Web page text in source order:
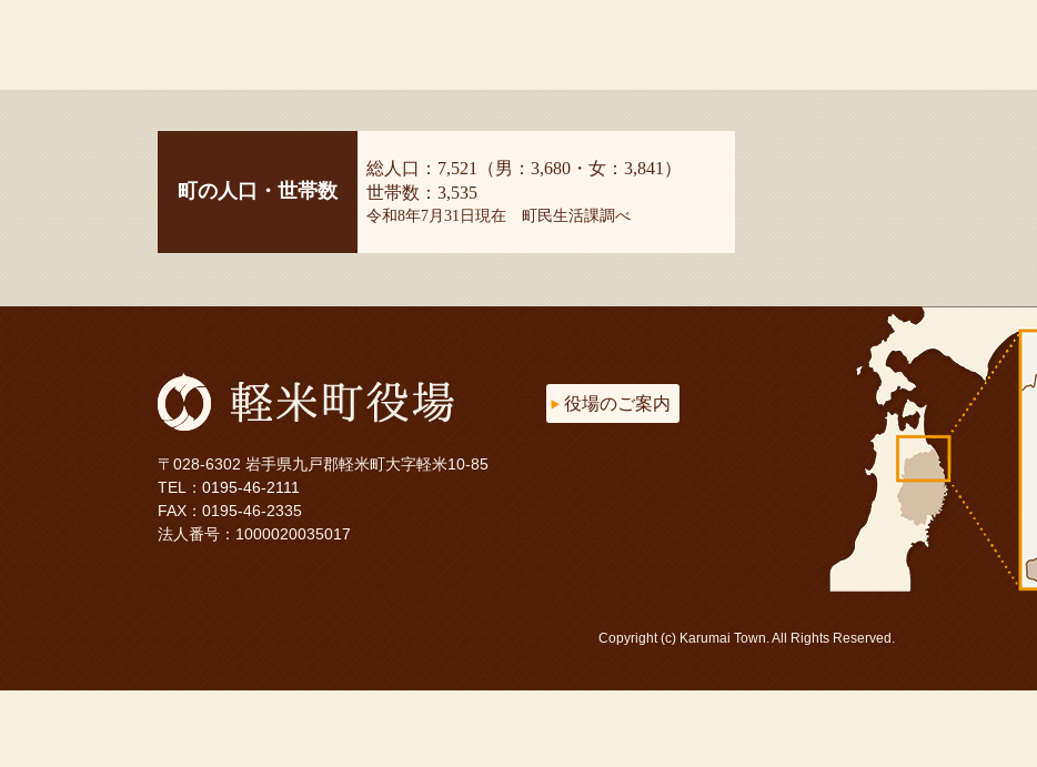
町の人口・世帯数
総人口：7,521（男：3,680・女：3,841）
世帯数：3,535
令和8年7月31日現在 町民生活課調べ
〒028-6302 岩手県九戸郡軽米町大字軽米10-85
TEL： 0195-46-2111
FAX：0195-46-2335
法人番号：1000020035017
役場のご案内
Copyright (c) Karumai Town. All Rights Reserved.